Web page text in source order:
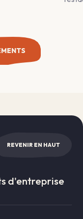
REVENIR EN HAUT
d'entreprise